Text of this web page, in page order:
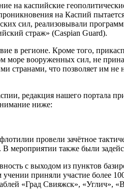
каспийские
на Каспий
сил, реализовывали
страж» (Caspian Guard).
в регионе. Кроме того,
море вооруженных сил, не
странами, что позволяет им
редакция нашего портала
ниже:
провели зачётное
мероприятии также были
с выходом из пунктов
учении приняли участие
«Град Свияжск», «Углич»,